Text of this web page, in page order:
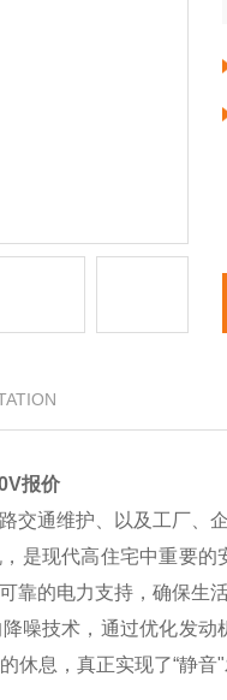
报价
交通维护、以及工厂、
是现代高住宅中重要的
靠的电力支持，确保生
噪技术，通过优化发
休息，真正实现了“静